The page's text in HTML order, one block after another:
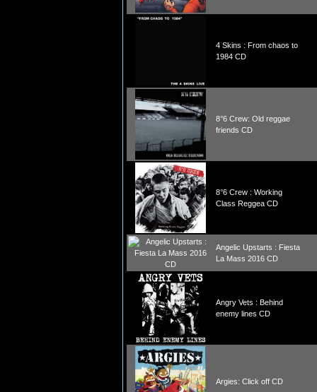
4 Skins : From chaos to
1984 CD
8°6 Crew: Old reggae
friends CD
8°6 Crew : Working
Class Reggea CD
Angelic Upstarts : Fiesta
La Mass 2016 CD
Angry Vets : Behind
enemy lines CD
Argies: Click off CD